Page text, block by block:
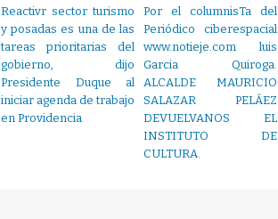
Reactivr sector turismo
y posadas es una de las
tareas prioritarias del
gobierno, dijo
Presidente Duque al
iniciar agenda de trabajo
en Providencia
Por el columnisTa del
Periódico ciberespacial
www.notieje.com luis
Garcia Quiroga.
ALCALDE MAURICIO
SALAZAR PELÁEZ
DEVUELVANOS EL
INSTITUTO DE
CULTURA.